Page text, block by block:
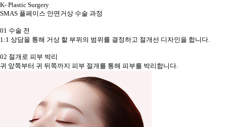
K- Plastic Surgery
SMAS 풀페이스 안면거상 수술 과정
01 수술 전
1:1 상담을 통해 거상 할 부위의 범위를 결정하고 절개선 디자인을 합니다.​
02 절개로 피부 박리
귀 앞쪽부터 귀 뒤쪽까지 피부 절개를 통해 피부를 박리합니다.